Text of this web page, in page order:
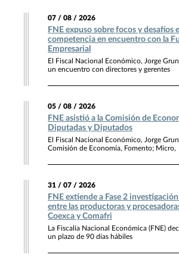
07 / 08 / 2026
FNE expuso sobre focos y desafíos
competencia en encuentro con la
Empresarial
El Fiscal Nacional Económico, Jorge
un encuentro con directores y gerentes
05 / 08 / 2026
FNE asistió a la Comisión de
Diputadas y Diputados
El Fiscal Nacional Económico, Jorge
Comisión de Economía, Fomento; Micro,
31 / 07 / 2026
FNE extiende a Fase 2
entre las productoras y
Coexca y Comafri
La Fiscalía Nacional Económica (FNE)
un plazo de 90 días hábiles